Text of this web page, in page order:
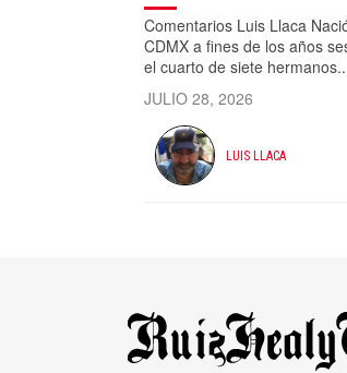
Comentarios Luis Llaca
CDMX a fines de los años
el cuarto de siete
JULIO 28, 2026
LUIS LLACA